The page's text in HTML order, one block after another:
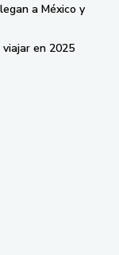
a México y
en 2025